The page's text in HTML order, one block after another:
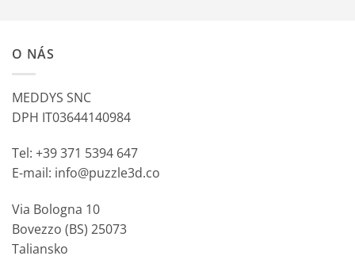
O NÁS
MEDDYS SNC
DPH IT03644140984
Tel: +39 371 5394 647
E-mail: info@puzzle3d.co
Via Bologna 10
Bovezzo (BS) 25073
Taliansko